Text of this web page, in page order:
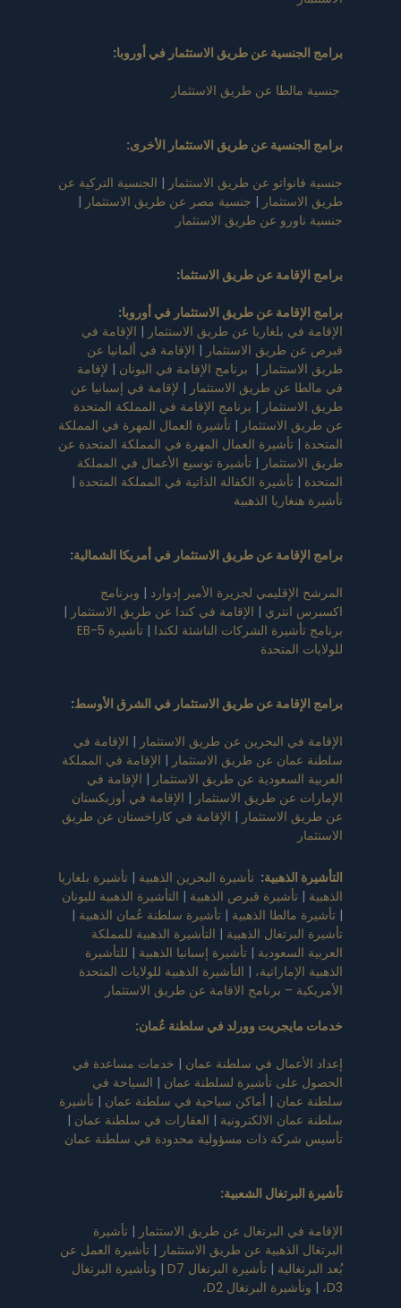
برامج الجنسية عن طريق الاستثمار في أوروبا:
جنسية مالطا عن طريق الاستثمار
برامج الجنسية عن طريق الاستثمار الأخرى:
جنسية فانواتو عن طريق الاستثمار | الجنسية التركية عن
طريق الاستثمار | جنسية مصر عن طريق الاستثمار |
جنسية ناورو عن طريق الاستثمار
برامج الإقامة عن طريق الاستثما:
برامج الإقامة عن طريق الاستثمار في أوروبا:
الإقامة في بلغاريا عن طريق الاستثمار | الإقامة في
قبرص عن طريق الاستثمار | الإقامة في ألمانيا عن
طريق الاستثمار | برنامج الإقامة في اليونان | لإقامة
في مالطا عن طريق الاستثمار | لإقامة في إسبانيا عن
طريق الاستثمار | برنامج الإقامة في المملكة المتحدة
عن طريق الاستثمار | تأشيرة العمال المهرة في المملكة
المتحدة | تأشيرة العمال المهرة في المملكة المتحدة عن
طريق الاستثمار | تأشيرة توسيع الأعمال في المملكة
المتحدة | تأشيرة الكفالة الذاتية في المملكة المتحدة |
تأشيرة هنغاريا الذهبية
برامج الإقامة عن طريق الاستثمار في أمريكا الشمالية:
المرشح الإقليمي لجزيرة الأمير إدوارد | وبرنامج
اكسبرس انتري | الإقامة في كندا عن طريق الاستثمار |
برنامج تأشيرة الشركات الناشئة لكندا |
تأشيرة EB-5
للولايات المتحدة
برامج الإقامة عن طريق الاستثمار في الشرق الأوسط:
الإقامة في البحرين عن طريق الاستثمار | الإقامة في
سلطنة عمان عن طريق الاستثمار | الإقامة في المملكة
العربية السعودية عن طريق الاستثمار | الإقامة في
الإمارات عن طريق الاستثمار | الإقامة في أوزبكستان
عن طريق الاستثمار | الإقامة في كازاخستان عن طريق
الاستثمار
التأشيرة الذهبية: تأشيرة البحرين الذهبية | تأشيرة بلغاريا
الذهبية | تأشيرة قبرص الذهبية | التأشيرة الذهبية لليونان
| تأشيرة مالطا الذهبية | تأشيرة سلطنة عُمان الذهبية |
تأشيرة البرتغال الذهبية | التأشيرة الذهبية للمملكة
العربية السعودية | تأشيرة إسبانيا الذهبية | للتأشيرة
الذهبية الإماراتية، | التأشيرة الذهبية للولايات المتحدة
الأمريكية – برنامج الاقامة عن طريق الاستثمار
خدمات مايجريت وورلد في سلطنة عُمان:
إعداد الأعمال في سلطنة عمان | خدمات مساعدة في
الحصول على تأشيرة لسلطنة عمان | السياحة في
سلطنة عمان | أماكن سياحية في سلطنة عمان | تأشيرة
سلطنة عمان الالكترونية | العقارات في سلطنة عمان |
تأسيس شركة ذات مسؤولية محدودة في سلطنة عمان
تأشيرة البرتغال الشعبية:
الإقامة في البرتغال عن طريق الاستثمار | تأشيرة
البرتغال الذهبية عن طريق الاستثمار | تأشيرة العمل عن
بُعد البرتغالية | تأشيرة البرتغال D7 | وتأشيرة البرتغال
D3، | وتأشيرة البرتغال D2،